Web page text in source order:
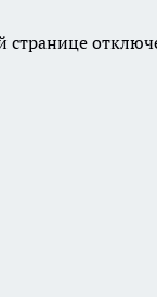
странице